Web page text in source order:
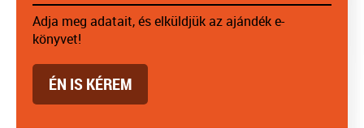
Adja meg adatait, és elküldjük az ajándék e-
könyvet!
ÉN IS KÉREM